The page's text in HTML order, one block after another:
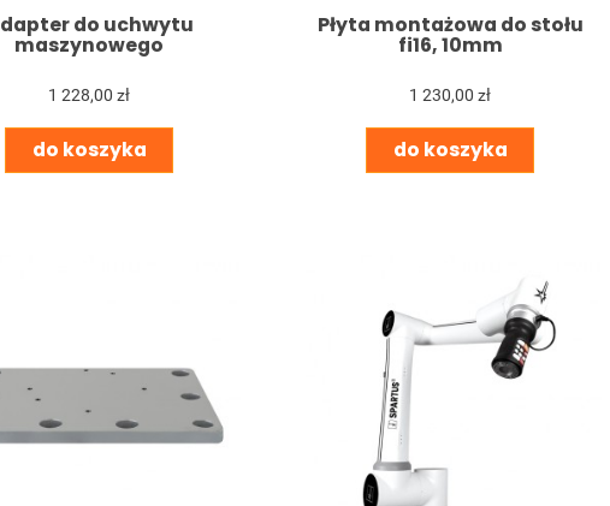
do uchwytu
maszynowego
1 228,00 zł
do koszyka
Płyta montażowa do stołu
fi16, 10mm
1 230,00 zł
do koszyka